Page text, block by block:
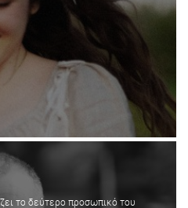
το δεύτερο προσωπικό του